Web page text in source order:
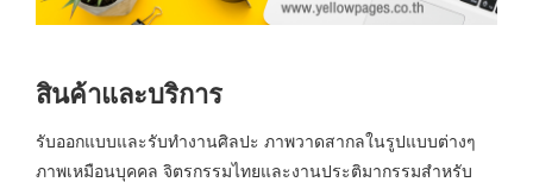
สินค้าและบริการ
รับออกแบบและรับทำงานศิลปะ ภาพวาดสากลในรูปแบบต่างๆ
ภาพเหมือนบุคคล จิตรกรรมไทยและงานประติมากรรมสำหรับ